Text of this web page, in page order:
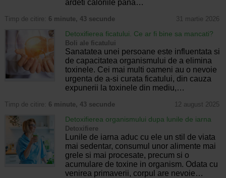
ardeti caloriile pana…
Timp de citire: 6 minute, 43 secunde 31 martie 2026
Detoxifierea ficatului. Ce ar fi bine sa mancati?
Boli ale ficatului
Sanatatea unei persoane este influentata si
de capacitatea organismului de a elimina
toxinele. Cei mai multi oameni au o nevoie
urgenta de a-si curata ficatului, din cauza
expunerii la toxinele din mediu,…
Timp de citire: 6 minute, 43 secunde 12 august 2025
Detoxifierea organismului dupa lunile de iarna
Detoxifiere
Lunile de iarna aduc cu ele un stil de viata
mai sedentar, consumul unor alimente mai
grele si mai procesate, precum si o
acumulare de toxine in organism. Odata cu
venirea primaverii, corpul are nevoie…